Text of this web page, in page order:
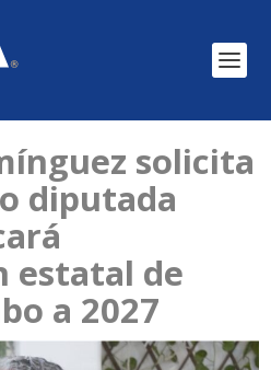
solicita
diputada
estatal de
a 2027